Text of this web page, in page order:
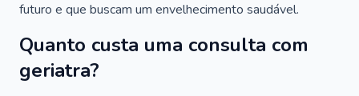
futuro e que buscam um envelhecimento saudável.
Quanto custa uma consulta com
geriatra?